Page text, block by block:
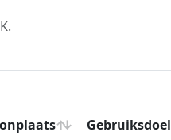
Gebruiksdoel